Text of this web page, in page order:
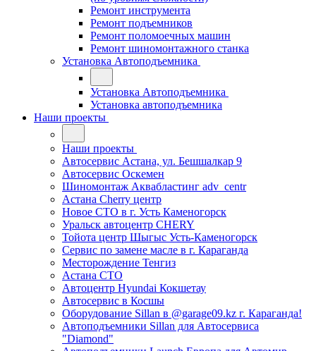
Ремонт инструмента
Ремонт подъемников
Ремонт поломоечных машин
Ремонт шиномонтажного станка
Установка Автоподъемника
Установка Автоподъемника
Установка автоподъемника
Наши проекты
Наши проекты
Автосервис Астана, ул. Бешшалкар 9
Автосервис Оскемен
Шиномонтаж Аквабластинг adv_centr
Астана Cherry центр
Новое СТО в г. Усть Каменогорск
Уральск автоцентр CHERY
Тойота центр Шыгыс Усть-Каменогорск
Сервис по замене масле в г. Караганда
Месторождение Тенгиз
Астана СТО
Автоцентр Hyundai Кокшетау
Автосервис в Косшы
Оборудование Sillan в @garage09.kz г. Караганда!
Автоподъемники Sillan для Автосервиса
"Diamond"